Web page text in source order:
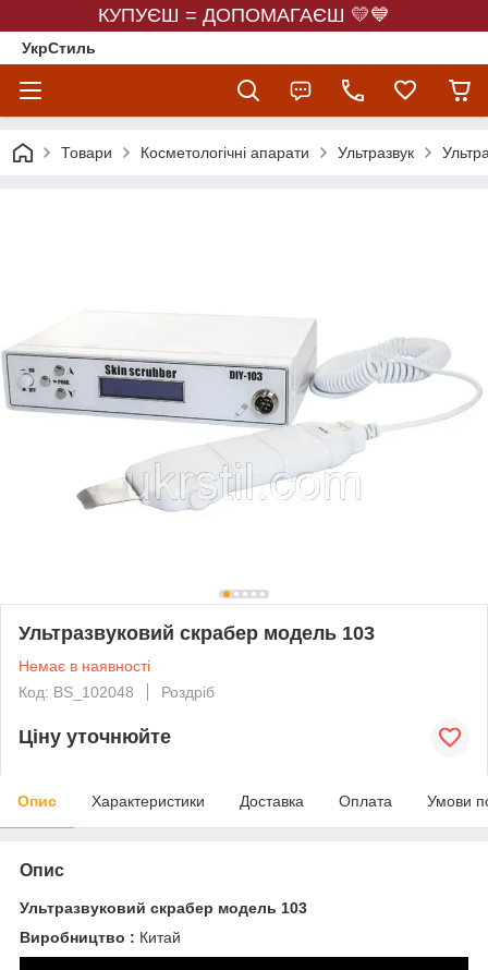
КУПУЄШ = ДОПОМАГАЄШ 💛💙
УкрСтиль
Товари Косметологічні апарати Ультразвук
Ультразвуковий скрабер модель 103
Немає в наявності
Код: BS_102048
Роздріб
Ціну уточнюйте
Опис Характеристики Доставка Оплата Умови
Опис
Ультразвуковий скрабер модель 103
Виробництво : Китай